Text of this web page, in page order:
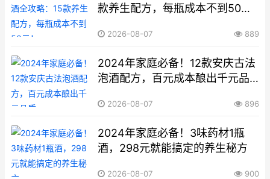
款养生配方，每瓶成本不到50
2026-08-07 889
2024年家庭必备！12款安庆古法
泡酒配方，百元成本酿出千元品
2026-08-07 896
2024年家庭必备！3味药材1瓶
酒，298元就能搞定的养生秘方
2026-08-07 900